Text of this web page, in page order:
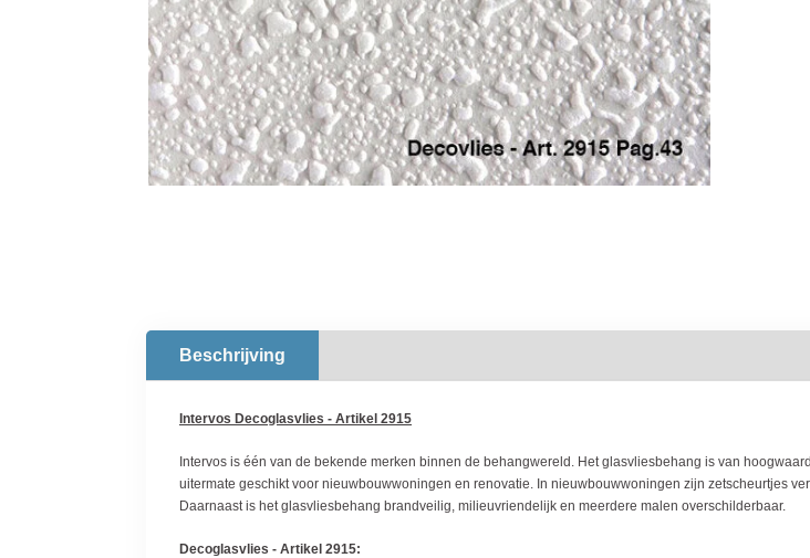
Beschrijving
Intervos Decoglasvlies - Artikel 2915
Intervos is één van de bekende merken binnen de behangwereld. Het glasvliesbehang is van
uitermate geschikt voor nieuwbouwwoningen en renovatie. In nieuwbouwwoningen zijn zetscheurtjes
Daarnaast is het glasvliesbehang brandveilig, milieuvriendelijk en meerdere malen overschilderbaar.
Decoglasvlies - Artikel 2915: